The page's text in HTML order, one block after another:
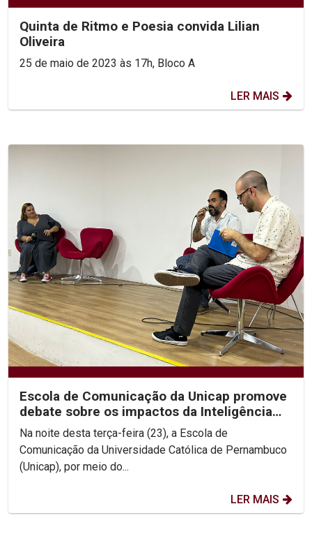
Quinta de Ritmo e Poesia convida Lilian
Oliveira
25 de maio de 2023 às 17h, Bloco A
LER MAIS
Escola de Comunicação da Unicap promove
debate sobre os impactos da Inteligência
Artificial
Na noite desta terça-feira (23), a Escola de
Comunicação da Universidade Católica de Pernambuco
(Unicap), por meio do...
LER MAIS